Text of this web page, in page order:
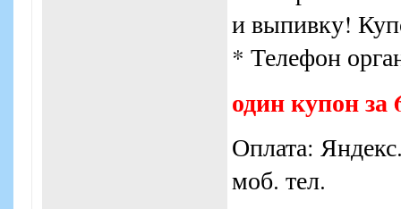
и выпивку!
* Телефон
один купон за
Оплата:
моб. тел.